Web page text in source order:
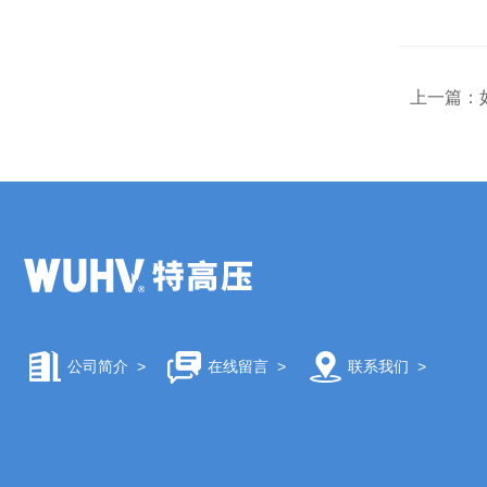
上一篇：
公司简介 > 在线留言> 联系我们 >